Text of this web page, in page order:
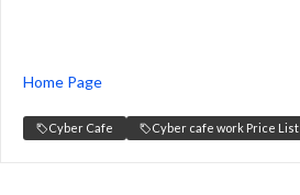
Home Page
Cyber Cafe Cyber cafe work Price List